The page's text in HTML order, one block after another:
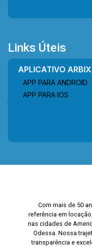
Links Úteis
APLICATIVO ARBIX
APP PARA ANDROID
APP PARA IOS
Com mais de 50
referência em
nas cidades de
Odessa. Nossa
transparência e